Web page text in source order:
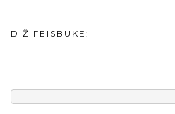
DIŽ FEISBUKE: